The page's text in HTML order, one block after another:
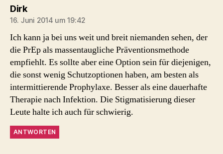
Dirksagt:
16. Juni 2014 um 19:42
Ich kann ja bei uns weit und breit niemanden sehen, der
die PrEp als massentaugliche Präventionsmethode
empfiehlt. Es sollte aber eine Option sein für diejenigen,
die sonst wenig Schutzoptionen haben, am besten als
intermittierende Prophylaxe. Besser als eine dauerhafte
Therapie nach Infektion. Die Stigmatisierung dieser
Leute halte ich auch für schwierig.
ANTWORTEN